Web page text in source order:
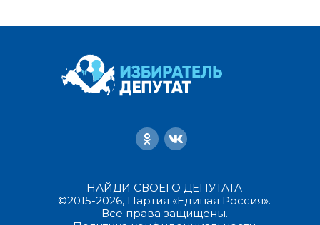
НАЙДИ СВОЕГО ДЕПУТАТА
©2015-2026, Партия «Единая Россия».
Все права защищены.